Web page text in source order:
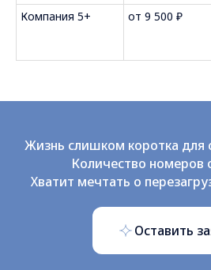
Компания 5+
от 9 500 ₽
Жизнь слишком коротка для
Количество номеров
Хватит мечтать о
Оставить